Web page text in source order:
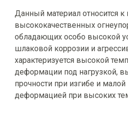
% ≤
Данный материал относится к
высококачественных
обладающих особо высокой
шлаковой коррозии и
характеризуется высокой
деформации под нагрузкой,
прочности при изгибе и малой
деформацией при высоких